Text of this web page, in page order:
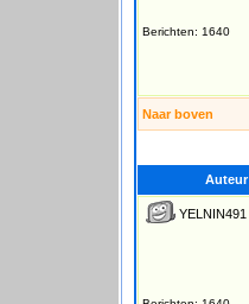
Berichten: 1640
Naar boven
Auteur
YELNIN491